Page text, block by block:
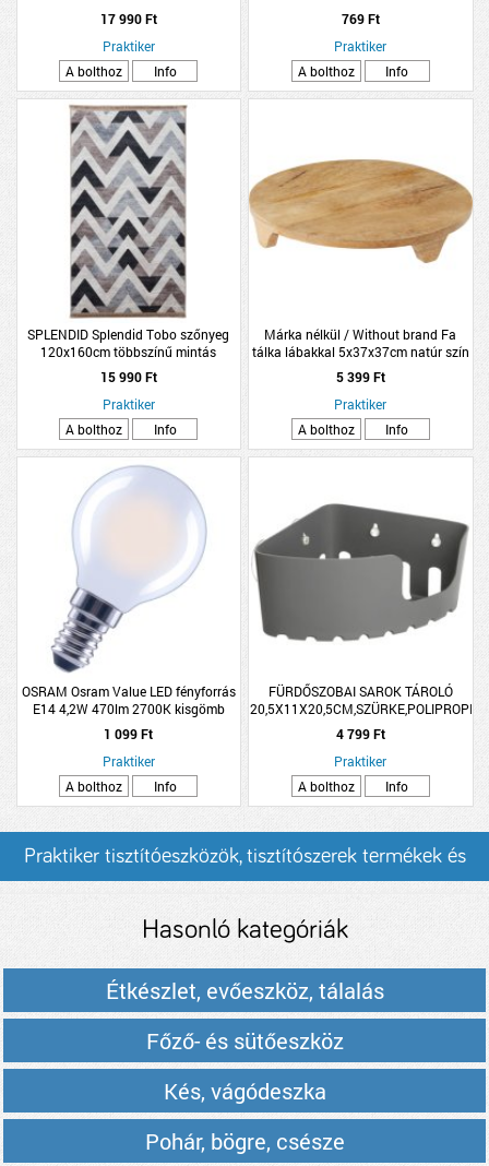
fedő nélkül
17 990 Ft
Praktiker
A bolthoz
Info
PLANOLUXE 16A
769 Ft
Praktiker
A bolthoz
Info
SPLENDID Splendid Tobo szőnyeg
120x160cm többszínű mintás
15 990 Ft
Praktiker
A bolthoz
Info
Márka nélkül / Without brand Fa
tálka lábakkal 5x37x37cm natúr szín
5 399 Ft
Praktiker
A bolthoz
Info
OSRAM Osram Value LED fényforrás
E14 4,2W 470lm 2700K kisgömb
melegfehér matt
1 099 Ft
Praktiker
A bolthoz
Info
FÜRDŐSZOBAI SAROK TÁROLÓ
4 799 Ft
Praktiker
A bolthoz
Info
Praktiker tisztítóeszközök, tisztítószerek termékek és
Hasonló kategóriák
Étkészlet, evőeszköz, tálalás
Főző- és sütőeszköz
Kés, vágódeszka
Pohár, bögre, csésze